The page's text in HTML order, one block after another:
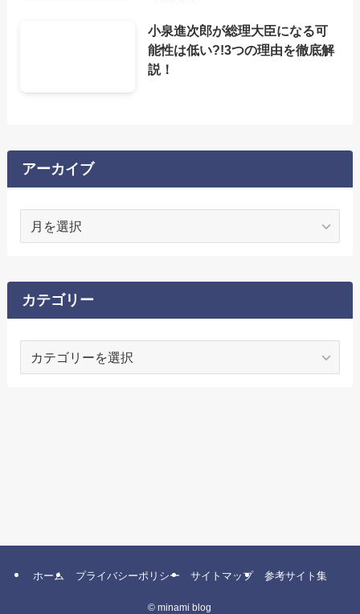
小泉進次郎が総理大臣になる可
能性は低い?!3つの理由を徹底解
説！
アーカイブ
イ
ブ
カテゴリー
ホーム プライバシーポリシー サイトマップ 参考サイト集
© minami blog